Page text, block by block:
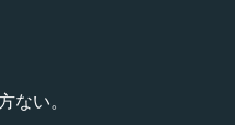
ない。